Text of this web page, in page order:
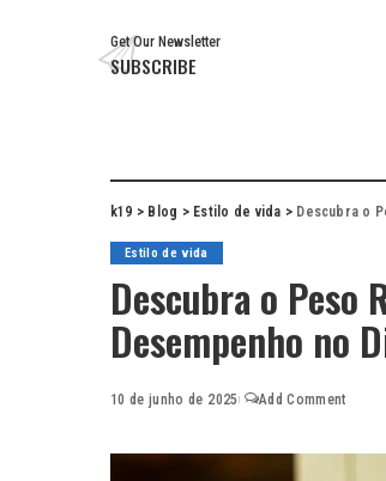
Get Our Newsletter
SUBSCRIBE
k19 > Blog > Estilo de vida > Descubra o
Estilo de vida
Descubra o Peso
Desempenho no
10 de junho de 2025 Add Comment